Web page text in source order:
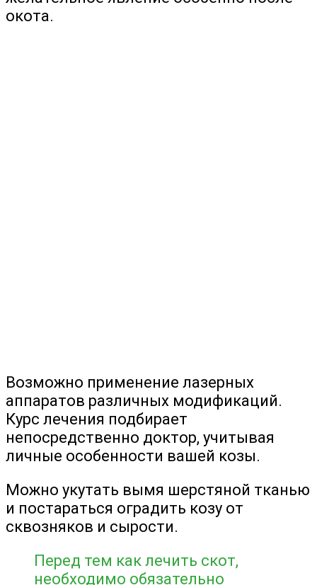
окота.
Возможно применение лазерных
аппаратов различных модификаций.
Курс лечения подбирает
непосредственно доктор, учитывая
личные особенности вашей козы.
Можно укутать вымя шерстяной тканью
и постараться оградить козу от
сквозняков и сырости.
Перед тем как лечить скот,
необходимо обязательно